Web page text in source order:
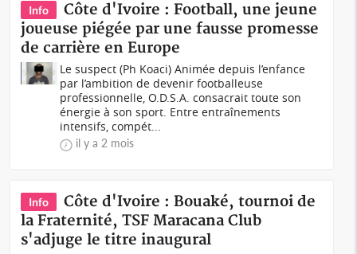
Info
Côte d'Ivoire : Football, une jeune
joueuse piégée par une fausse promesse
de carrière en Europe
Le suspect (Ph Koaci) Animée depuis l’enfance
par l’ambition de devenir footballeuse
professionnelle, O.D.S.A. consacrait toute son
énergie à son sport. Entre entraînements
intensifs, compét...
il y a 2 mois
Info
Côte d'Ivoire : Bouaké, tournoi de
la Fraternité, TSF Maracana Club
s'adjuge le titre inaugural